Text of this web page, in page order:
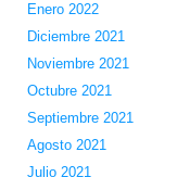
Enero 2022
Diciembre 2021
Noviembre 2021
Octubre 2021
Septiembre 2021
Agosto 2021
Julio 2021